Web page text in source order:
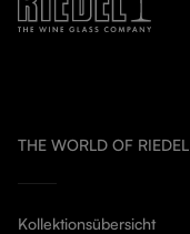
THE WORLD OF RIEDEL
Kollektionsübersicht